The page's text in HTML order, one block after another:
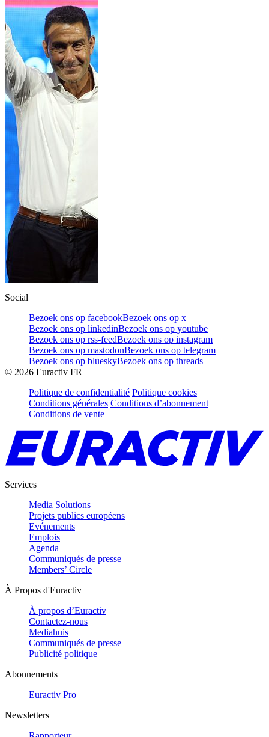
Social
Bezoek ons op facebookBezoek ons op x
Bezoek ons op linkedinBezoek ons op youtube
Bezoek ons op rss-feedBezoek ons op instagram
Bezoek ons op mastodonBezoek ons op telegram
Bezoek ons op blueskyBezoek ons op threads
© 2026 Euractiv FR
Politique de confidentialité Politique cookies
Conditions générales Conditions d’abonnement
Conditions de vente
Services
Media Solutions
Projets publics européens
Evénements
Emplois
Agenda
Communiqués de presse
Members’ Circle
À Propos d'Euractiv
À propos d’Euractiv
Contactez-nous
Mediahuis
Communiqués de presse
Publicité politique
Abonnements
Euractiv Pro
Newsletters